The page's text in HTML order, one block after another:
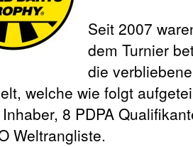
Seit 2007
dem Turnier
die
welche wie folgt
8 PDPA
Weltrangliste.